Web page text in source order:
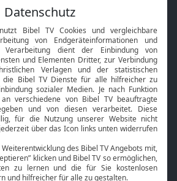
Mobile App
Smart TV
HbbTV
Bibelthek Online-Bibel
Nächster Gottesdienst
Service
Kontakt
TV-Empfang